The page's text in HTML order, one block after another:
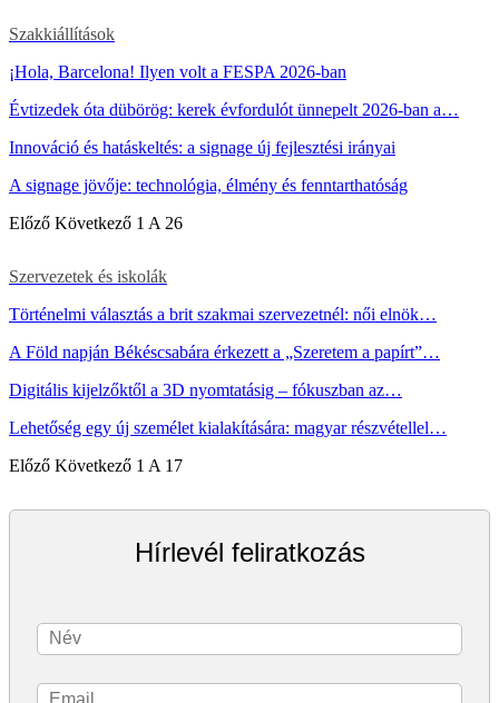
Szakkiállítások
¡Hola, Barcelona! Ilyen volt a FESPA 2026-ban
Évtizedek óta dübörög: kerek évfordulót ünnepelt 2026-ban a…
Innováció és hatáskeltés: a signage új fejlesztési irányai
A signage jövője: technológia, élmény és fenntarthatóság
Előző Következő 1 A 26
Szervezetek és iskolák
Történelmi választás a brit szakmai szervezetnél: női elnök…
A Föld napján Békéscsabára érkezett a „Szeretem a papírt”…
Digitális kijelzőktől a 3D nyomtatásig – fókuszban az…
Lehetőség egy új személet kialakítására: magyar részvétellel…
Előző Következő 1 A 17
Hírlevél feliratkozás